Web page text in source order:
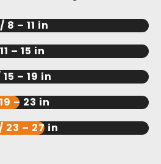
de perro.